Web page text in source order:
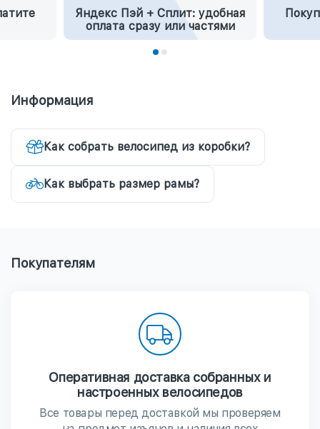
Яндекс Пэй + Сплит: удобная
оплата сразу или частями
Информация
Как собрать велосипед из коробки?
Как выбрать размер рамы?
Покупателям
Оперативная доставка собранных и
настроенных велосипедов
Все товары перед доставкой мы проверяем